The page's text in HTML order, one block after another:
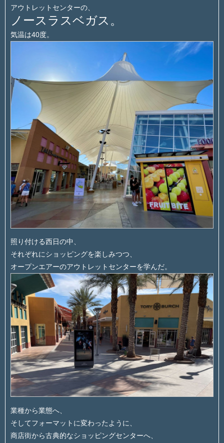
アウトレットセンターの、
ノースラスベガス。
気温は40度。
照り付ける西日の中、
それぞれにショッピングを楽しみつつ、
オープンエアーのアウトレットセンターを学んだ。
業種から業態へ、
そしてフォーマットに変わったように、
商店街から古典的なショッピングセンターへ、